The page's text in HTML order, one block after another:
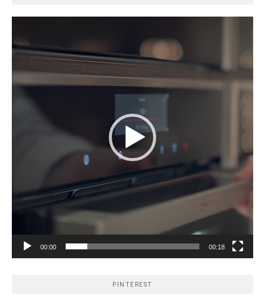
00:00 00:18
PINTEREST